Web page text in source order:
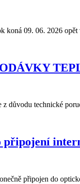
koná 09. 06. 2026
důvodu technické
připojení
připojen do